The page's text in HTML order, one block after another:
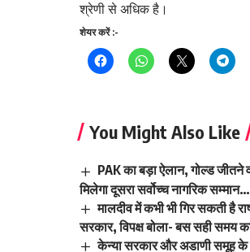
श्रेणी से अधिक है।
शेयर करें :-
You Might Also Like
PAK का बड़ा ऐलान, गोल्ड जीतने
मिलेगा दूसरा सर्वोच्च नागरिक सम्मान…
मालदीव में कभी भी गिर सकती है
सरकार, विपक्ष बोला- बस सही समय
केन्या सरकार और अडाणी समूह